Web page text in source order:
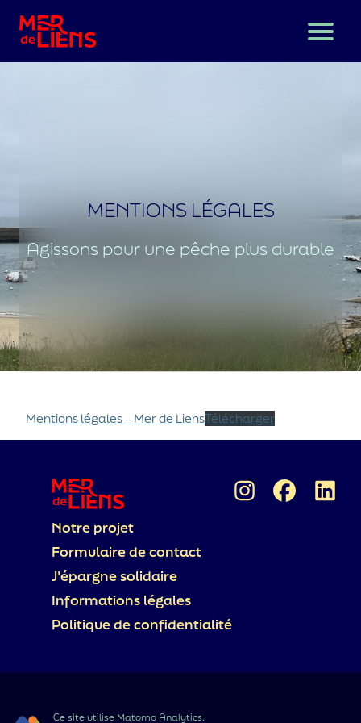
J’épargne solidaire
Nous contacter
MENTIONS LÉGALES
Agissons pour une pêche plus durable
Mentions légales – Mer de LiensTélécharger
Notre projet
Formulaire de contact
J'épargne solidaire
Informations légales
Politique de confidentialité
Ce site utilise Matomo Analytics.